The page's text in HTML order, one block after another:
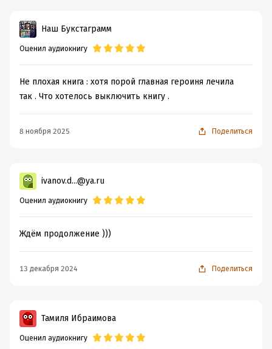
Наш Букстаграмм
Оценил аудиокнигу
Не плохая книга : хотя порой главная героиня лечила
так . Что хотелось выключить книгу .
8 ноября 2025 Поделиться
ivanov.d...@ya.ru
Оценил аудиокнигу
Ждём продолжение )))
13 декабря 2024 Поделиться
Тамиля Ибраимова
Оценил аудиокнигу